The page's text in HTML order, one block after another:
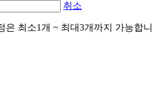
취소
은 최소1개 ~ 최대3개까지 가능합니